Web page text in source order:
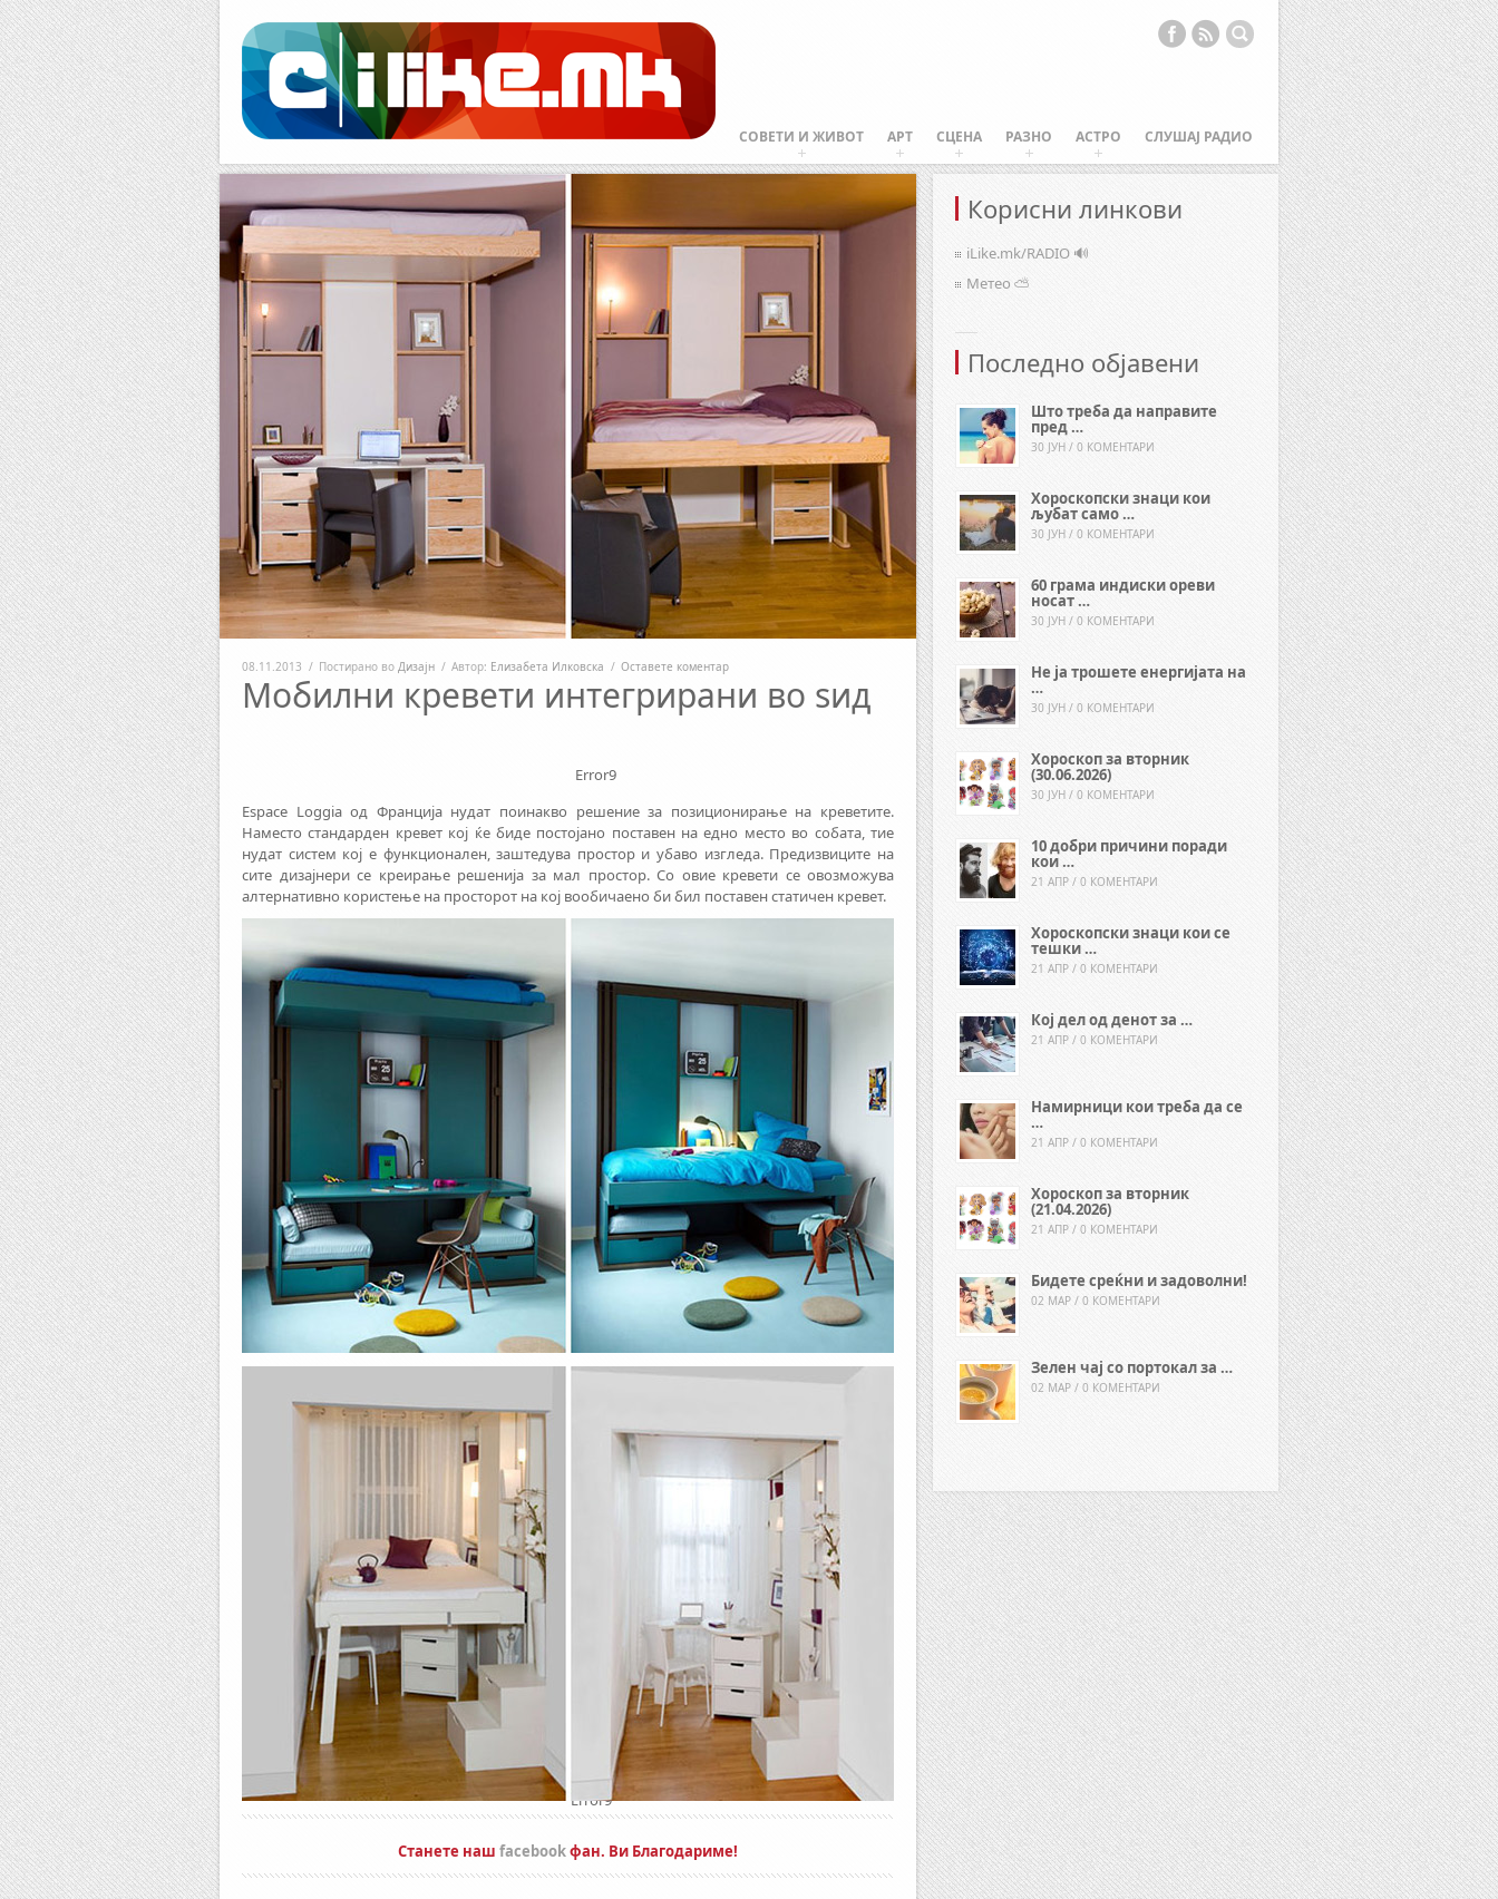
Facebook
RSS
СОВЕТИ И ЖИВОТ АРТ СЦЕНА РАЗНО АСТРО СЛУШАЈ РАДИО
08.11.2013 / Постирано во Дизајн / Автор: Елизабета Илковска / Оставете коментар
Мобилни кревети интегрирани во ѕид
Error9
Espace Loggia од Франција нудат поинакво решение за позиционирање на креветите.
Наместо стандарден кревет кој ќе биде постојано поставен на едно место во собата, тие
нудат систем кој е функционален, заштедува простор и убаво изгледа. Предизвиците на
сите дизајнери се креирање решенија за мал простор. Со овие кревети се овозможува
алтернативно користење на просторот на кој вообичаено би бил поставен статичен кревет.
Станете наш facebookфан. Ви Благодариме!
Error9
Корисни линкови
iLike.mk/RADIO 🔊
Метео ⛅
Последно објавени
Што треба да направите
пред …
30 ЈУН / 0 КОМЕНТАРИ
Хороскопски знаци кои
љубат само …
30 ЈУН / 0 КОМЕНТАРИ
60 грама индиски ореви
носат …
30 ЈУН / 0 КОМЕНТАРИ
Не ја трошете енергијата на
…
30 ЈУН / 0 КОМЕНТАРИ
Хороскоп за вторник
(30.06.2026)
30 ЈУН / 0 КОМЕНТАРИ
10 добри причини поради
кои …
21 АПР / 0 КОМЕНТАРИ
Хороскопски знаци кои се
тешки …
21 АПР / 0 КОМЕНТАРИ
Кој дел од денот за …
21 АПР / 0 КОМЕНТАРИ
Намирници кои треба да се
…
21 АПР / 0 КОМЕНТАРИ
Хороскоп за вторник
(21.04.2026)
21 АПР / 0 КОМЕНТАРИ
Бидете среќни и задоволни!
02 МАР / 0 КОМЕНТАРИ
Зелен чај со портокал за …
02 МАР / 0 КОМЕНТАРИ